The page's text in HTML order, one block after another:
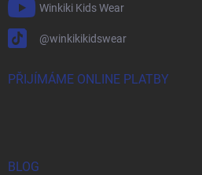
Winkiki Kids Wear
@winkikikidswear
PŘIJÍMÁME ONLINE PLATBY
BLOG